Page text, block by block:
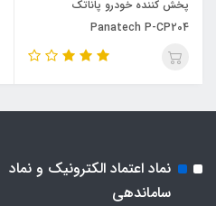
پخش کننده خودرو پاناتک
Panatech P-CP204
نماد اعتماد الکترونیک و نماد
ساماندهی